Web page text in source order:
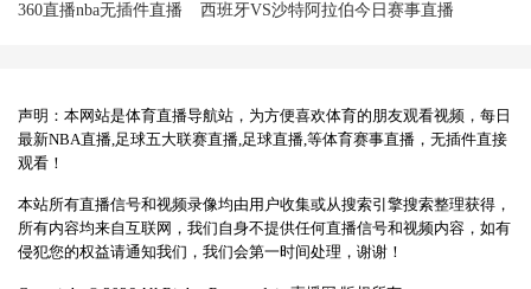
360直播nba无插件直播 西班牙VS沙特阿拉伯今日赛事直播
声明：本网站是体育直播导航站，为方便喜欢体育的朋友观看视频，每日
最新NBA直播,足球五大联赛直播,足球直播,等体育赛事直播，无插件直接
观看！
本站所有直播信号和视频录像均由用户收集或从搜索引擎搜索整理获得，
所有内容均来自互联网，我们自身不提供任何直播信号和视频内容，如有
侵犯您的权益请通知我们，我们会第一时间处理，谢谢！